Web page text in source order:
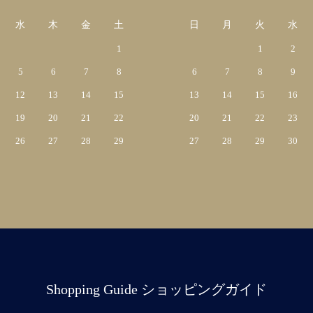
水 木 金 土
1
5 6 7 8
12 13 14 15
19 20 21 22
26 27 28 29
日 月 火 水
1 2
6 7 8 9
13 14 15 16
20 21 22 23
27 28 29 30
Shopping Guide ショッピングガイド